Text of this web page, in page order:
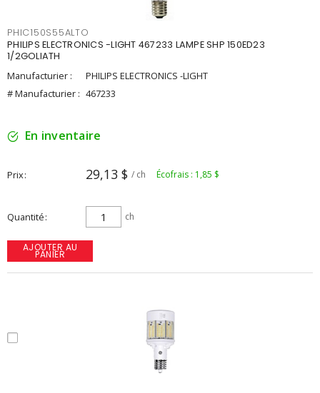
PHIC150S55ALTO
PHILIPS ELECTRONICS -LIGHT 467233 LAMPE SHP 150ED23
1/2GOLIATH
Manufacturier :
PHILIPS ELECTRONICS -LIGHT
# Manufacturier : 467233
En inventaire
Prix 29,13 $ / ch Écofrais : 1,85 $
Quantité ch
AJOUTER AU
PANIER